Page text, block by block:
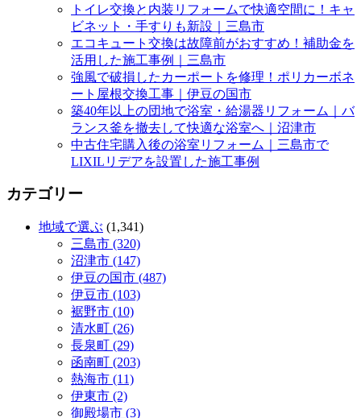
トイレ交換と内装リフォームで快適空間に！キャ
ビネット・手すりも新設｜三島市
エコキュート交換は故障前がおすすめ！補助金を
活用した施工事例｜三島市
強風で破損したカーポートを修理！ポリカーボネ
ート屋根交換工事｜伊豆の国市
築40年以上の団地で浴室・給湯器リフォーム｜バ
ランス釜を撤去して快適な浴室へ｜沼津市
中古住宅購入後の浴室リフォーム｜三島市で
LIXILリデアを設置した施工事例
カテゴリー
地域で選ぶ (1,341)
三島市 (320)
沼津市 (147)
伊豆の国市 (487)
伊豆市 (103)
裾野市 (10)
清水町 (26)
長泉町 (29)
函南町 (203)
熱海市 (11)
伊東市 (2)
御殿場市 (3)